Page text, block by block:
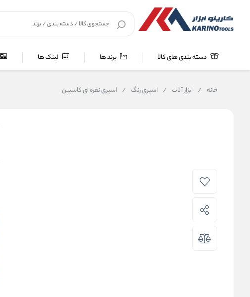
دسته بندی های کالا برند ها لینک ها
خانه / ابزار آلات / اسپری رنگ / اسپری نقره ای کاسپین